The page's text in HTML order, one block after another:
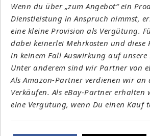
Wenn du über „zum Angebot“ ein
Dienstleistung in Anspruch nimmst,
eine kleine Provision als Vergütung.
dabei keinerlei Mehrkosten und diese
in keinem Fall Auswirkung auf unsere
Unter anderem sind wir Partner von
Als Amazon-Partner verdienen wir
Verkäufen. Als eBay-Partner erhalten
eine Vergütung, wenn Du einen Kauf